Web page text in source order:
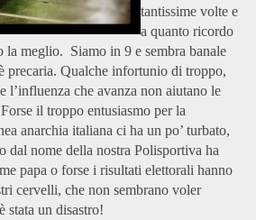
tantissime volte e
a quanto ricordo
la meglio. Siamo in 9 e sembra banale
precaria. Qualche infortunio di troppo,
l’influenza che avanza non aiutano le
il troppo entusiasmo per la
anarchia italiana ci ha un po’ turbato,
dal nome della nostra Polisportiva ha
papa o forse i risultati elettorali hanno
cervelli, che non sembrano voler
stata un disastro!